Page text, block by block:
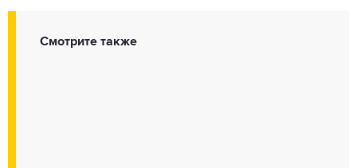
Смотрите также